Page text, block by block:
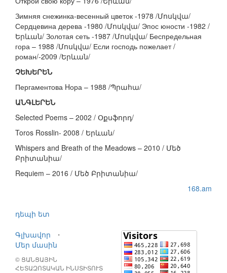
Зимняя снежинка-весенный цветок -1978 /Մոսկվա/
Сердцевина дерева -1980 /Մոսկվա/ Эпос юности -1982 /
Երևան/ Золотая сеть -1987 /Մոսկվա/ Беспредельная
гора – 1988 /Մոսկվա/ Если господь пожелает /
роман/-2009 /Երևան/
ՉԵԽԵՐԵՆ
Пергаментова Hора – 1988 /Պրահա/
ԱՆԳԼԵՐԵՆ
Selected Poems – 2002 / Օքսֆորդ/
Toros Rosslin- 2008 / Երևան/
Whispers and Breath of the Meadows – 2010 / Մեծ
Բրիտանիա/
Requiem – 2016 / Մեծ Բրիտանիա/
168.am
դեպի ետ
Գլխավոր
⋅
Մեր մասին
© ՑԱՆՑԱՅԻՆ
ՀԵՏԱԶՈՏԱԿԱՆ ԻՆՍՏԻՏՈՒՏ